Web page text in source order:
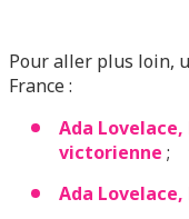
Pour aller plus loin,
France :
Ada
victorienne ;
Ada